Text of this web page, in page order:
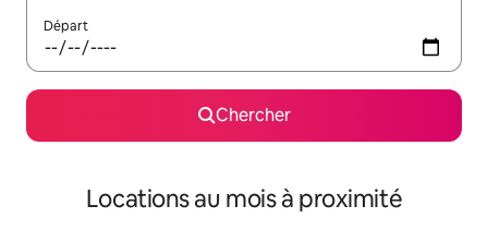
Départ
Chercher
Locations au mois à proximité